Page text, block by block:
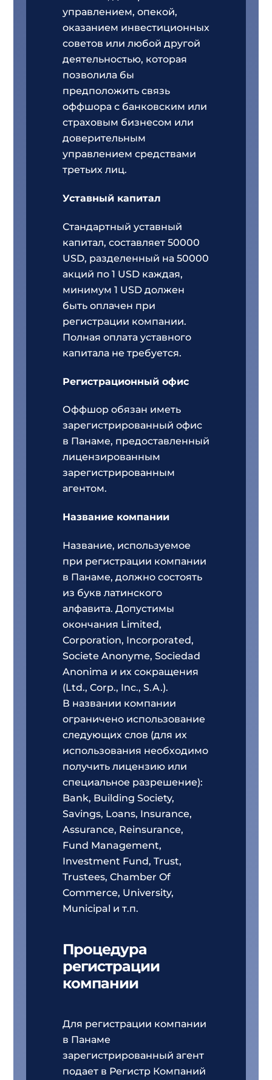
управлением, опекой,
оказанием инвестиционных
советов или любой другой
деятельностью, которая
позволила бы
предположить связь
оффшора с банковским или
страховым бизнесом или
доверительным
управлением средствами
третьих лиц.
Уставный капитал
Стандартный уставный
капитал, составляет 50000
USD, разделенный на 50000
акций по 1 USD каждая,
минимум 1 USD должен
быть оплачен при
регистрации компании.
Полная оплата уставного
капитала не требуется.
Регистрационный офис
Оффшор обязан иметь
зарегистрированный офис
в Панаме, предоставленный
лицензированным
зарегистрированным
агентом.
Название компании
Название, используемое
при регистрации компании
в Панаме, должно состоять
из букв латинского
алфавита. Допустимы
окончания Limited,
Corporation, Incorporated,
Societe Anonyme, Sociedad
Anonima и их сокращения
(Ltd., Corp., Inc., S.A.).
В названии компании
ограничено использование
следующих слов (для их
использования необходимо
получить лицензию или
специальное разрешение):
Bank, Building Society,
Savings, Loans, Insurance,
Assurance, Reinsurance,
Fund Management,
Investment Fund, Trust,
Trustees, Chamber Of
Commerce, University,
Municipal и т.п.
Процедура
регистрации
компании
Для регистрации компании
в Панаме
зарегистрированный агент
подает в Регистр Компаний